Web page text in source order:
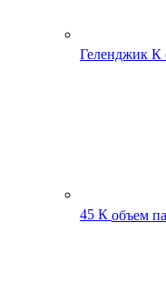
Геленджик К
45 К объем